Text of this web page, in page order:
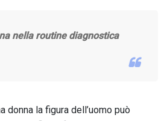
nella routine diagnostica
donna la figura dell’uomo può